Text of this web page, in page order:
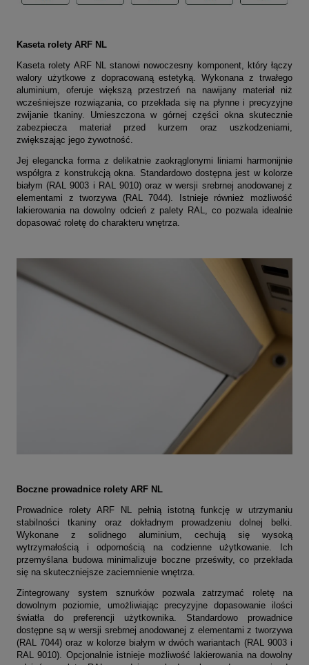
Kaseta rolety ARF NL
Kaseta rolety ARF NL stanowi nowoczesny komponent, który łączy
walory użytkowe z dopracowaną estetyką. Wykonana z trwałego
aluminium, oferuje większą przestrzeń na nawijany materiał niż
wcześniejsze rozwiązania, co przekłada się na płynne i precyzyjne
zwijanie tkaniny. Umieszczona w górnej części okna skutecznie
zabezpiecza materiał przed kurzem oraz uszkodzeniami,
zwiększając jego żywotność.
Jej elegancka forma z delikatnie zaokrąglonymi liniami harmonijnie
współgra z konstrukcją okna. Standardowo dostępna jest w kolorze
białym (RAL 9003 i RAL 9010) oraz w wersji srebrnej anodowanej z
elementami z tworzywa (RAL 7044). Istnieje również możliwość
lakierowania na dowolny odcień z palety RAL, co pozwala idealnie
dopasować roletę do charakteru wnętrza.
Boczne prowadnice rolety ARF NL
Prowadnice rolety ARF NL pełnią istotną funkcję w utrzymaniu
stabilności tkaniny oraz dokładnym prowadzeniu dolnej belki.
Wykonane z solidnego aluminium, cechują się wysoką
wytrzymałością i odpornością na codzienne użytkowanie. Ich
przemyślana budowa minimalizuje boczne prześwity, co przekłada
się na skuteczniejsze zaciemnienie wnętrza.
Zintegrowany system sznurków pozwala zatrzymać roletę na
dowolnym poziomie, umożliwiając precyzyjne dopasowanie ilości
światła do preferencji użytkownika. Standardowo prowadnice
dostępne są w wersji srebrnej anodowanej z elementami z tworzywa
(RAL 7044) oraz w kolorze białym w dwóch wariantach (RAL 9003 i
RAL 9010). Opcjonalnie istnieje możliwość lakierowania na dowolny